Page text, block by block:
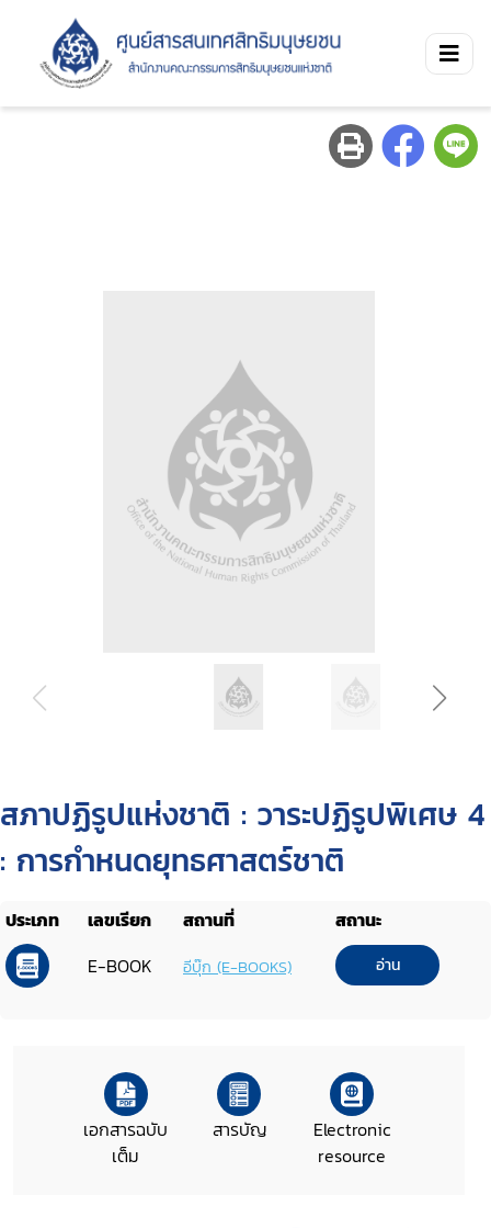
สภาปฏิรูปแห่งชาติ : วาระปฏิรูปพิเศษ 4
: การกำหนดยุทธศาสตร์ชาติ
ประเภท เลขเรียก สถานที่
สถานะ
E-BOOK
อีบุ๊ก (E-BOOKS) อ่าน
เอกสารฉบับ
เต็ม
สารบัญ
Electronic
resource